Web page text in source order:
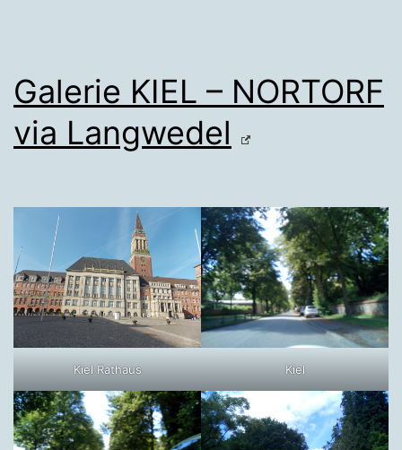
Galerie KIEL – NORTORF
via Langwedel
Kiel Rathaus Kiel